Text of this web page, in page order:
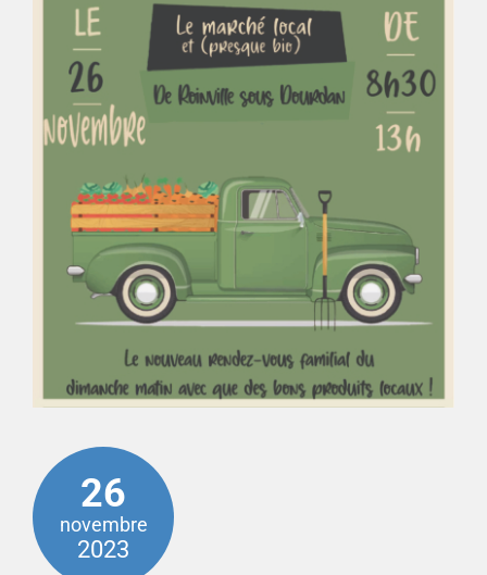
26
novembre
2023